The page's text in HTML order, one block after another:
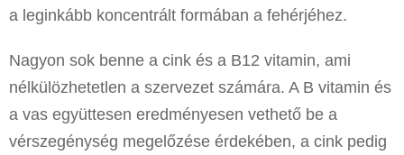
a leginkább koncentrált formában a fehérjéhez.
Nagyon sok benne a cink és a B12 vitamin, ami
nélkülözhetetlen a szervezet számára. A B vitamin és
a vas együttesen eredményesen vethető be a
vérszegénység megelőzése érdekében, a cink pedig